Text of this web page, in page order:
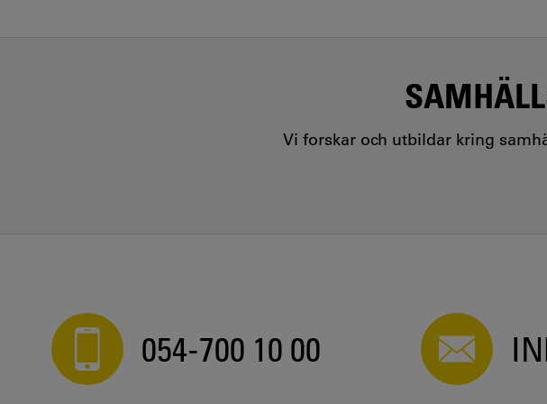
Vi forskar och utbildar kring
054-700 10 00